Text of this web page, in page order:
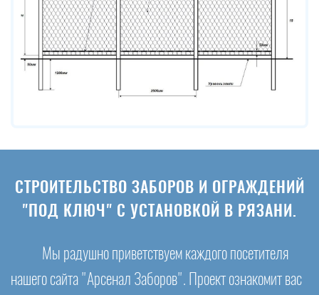
СТРОИТЕЛЬСТВО ЗАБОРОВ И ОГРАЖДЕНИЙ
"ПОД КЛЮЧ" С УСТАНОВКОЙ В РЯЗАНИ.
Мы радушно приветствуем каждого посетителя
нашего сайта "Арсенал Заборов". Проект ознакомит вас